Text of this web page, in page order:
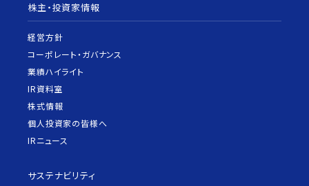
株主・投資家情報
経営方針
コーポレート・ガバナンス
業績ハイライト
IR資料室
株式情報
個人投資家の皆様へ
IRニュース
サステナビリティ